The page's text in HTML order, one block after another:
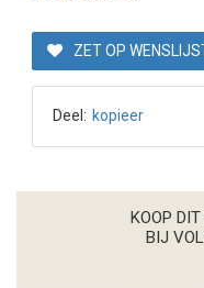
ZET OP
Deel: kopieer
KOOP
BIJ